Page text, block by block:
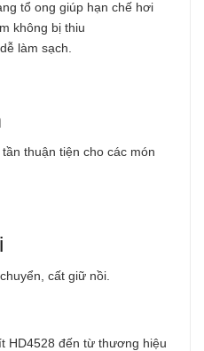
tổ ong giúp hạn chế hơi
không bị thiu
làm sạch.
thuận tiện cho các món
cất giữ nồi.
HD4528 đến từ thương hiệu